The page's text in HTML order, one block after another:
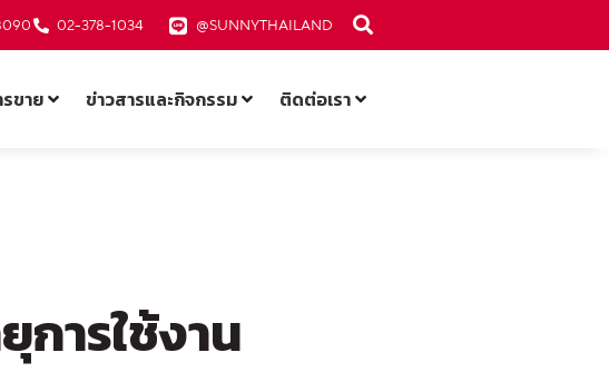
02-378-1034 @SUNNYTHAILAND
ขาย ข่าวสารและกิจกรรม ติดต่อเรา
การใช้งาน